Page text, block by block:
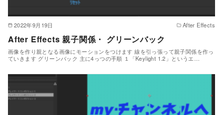
2022年9月19日 After Effects
After Effects 親子関係・ グリーンバック
画像を作り親となる画像にモーションをつけます 線を引っ張って親子関係を作っ
ていきます グリーンバック 主に4っつの手順 １「Keylight 1.2」というエ…